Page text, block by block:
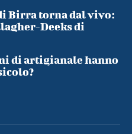
Birra torna dal vivo:
Deeks di
di artigianale hanno